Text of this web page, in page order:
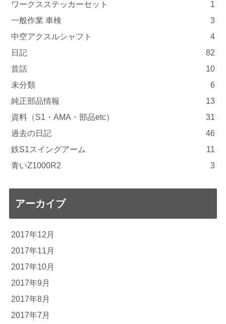
ワークスステッカーセット
1
一般作業 車検
3
中空アクスルシャフト
4
日記
82
昔話
10
未分類
6
純正部品情報
13
資料（S1・AMA・部品etc）
31
過去の日記
46
鉄S1スイングアーム
11
青いZ1000R2
3
アーカイブ
2017年12月
2017年11月
2017年10月
2017年9月
2017年8月
2017年7月